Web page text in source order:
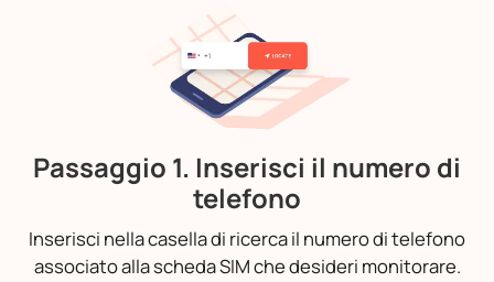
Passaggio 1. Inserisci il numero di
telefono
Inserisci nella casella di ricerca il numero di telefono
associato alla scheda SIM che desideri monitorare.